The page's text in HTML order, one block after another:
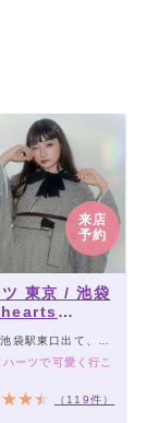
来店
予約
東京 / 池袋
ロ池袋駅35番出口上がって、サンシャイン通りへ向かってまっすぐ。 グリーン大通り沿いのサンシャイン中央通り入口横にあります。
ーツで可愛く行こ
（119件）